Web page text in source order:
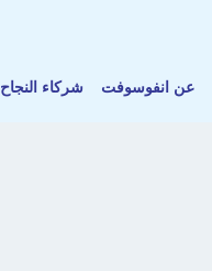
عن انفوسوفت شركاء النجاح